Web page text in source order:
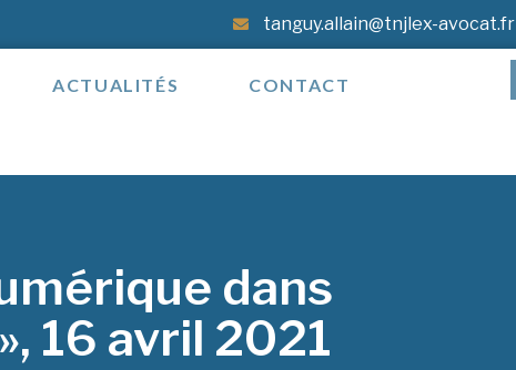
tanguy.allain@tnjlex-avocat.fr
ACTUALITÉS CONTACT
dans
16 avril 2021